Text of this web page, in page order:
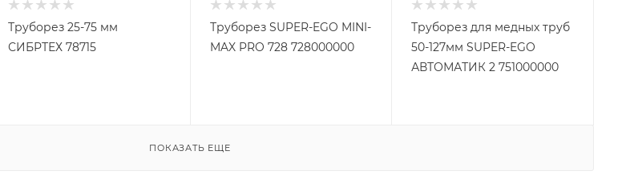
Труборез 25-75 мм
СИБРТЕХ 78715
Труборез SUPER-EGO MINI-
MAX PRO 728 728000000
Труборез для медных труб
50-127мм SUPER-EGO
АВТОМАТИК 2 751000000
ПОКАЗАТЬ ЕЩЕ